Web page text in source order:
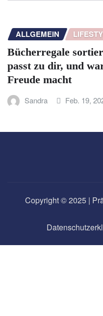
LIFESTYLE UND
sortieren:
und warum
Feb. 19, 2026
Copyright © 2025 |